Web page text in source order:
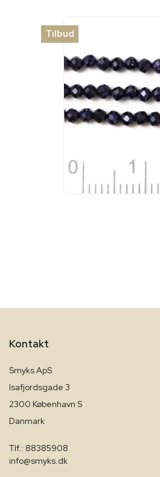
Tilbud
Kontakt
Smyks ApS
Isafjordsgade 3
2300 København S
Danmark
Tlf.: 88385908
info@smyks.dk